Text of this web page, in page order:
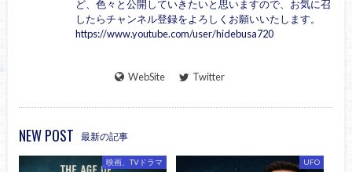
ど、色々と公開していきたいと思いますので、お気に召
したらチャンネル登録をよろしくお願いいたします。
https://www.youtube.com/user/hidebusa720
WebSite Twitter
NEW POST 最新の記事
映画、TVドラマ UFO